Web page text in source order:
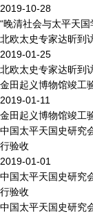
2019-10-28
“晚清社会与太平天
北欧太史专家达昕到
2019-01-25
北欧太史专家达昕到
金田起义博物馆竣工
2019-01-11
金田起义博物馆竣工
中国太平天国史研究
行验收
2019-01-01
中国太平天国史研究
行验收
中国太平天国史研究